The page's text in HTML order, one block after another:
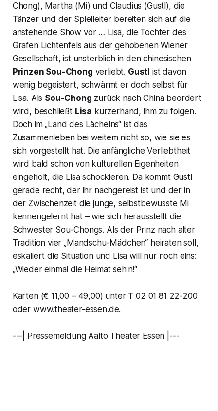
Chong), Martha (Mi) und Claudius (Gustl), die
Tänzer und der Spielleiter bereiten sich auf die
anstehende Show vor … Lisa, die Tochter des
Grafen Lichtenfels aus der gehobenen Wiener
Gesellschaft, ist unsterblich in den chinesischen
Prinzen Sou-Chong verliebt. Gustl ist davon
wenig begeistert, schwärmt er doch selbst für
Lisa. Als Sou-Chong zurück nach China beordert
wird, beschließt Lisa kurzerhand, ihm zu folgen.
Doch im „Land des Lächelns“ ist das
Zusammenleben bei weitem nicht so, wie sie es
sich vorgestellt hat. Die anfängliche Verliebtheit
wird bald schon von kulturellen Eigenheiten
eingeholt, die Lisa schockieren. Da kommt Gustl
gerade recht, der ihr nachgereist ist und der in
der Zwischenzeit die junge, selbstbewusste Mi
kennengelernt hat – wie sich herausstellt die
Schwester Sou-Chongs. Als der Prinz nach alter
Tradition vier „Mandschu-Mädchen“ heiraten soll,
eskaliert die Situation und Lisa will nur noch eins:
„Wieder einmal die Heimat seh’n!“
Karten (€ 11,00 – 49,00) unter T 02 01 81 22-200
oder www.theater-essen.de.
---| Pressemeldung Aalto Theater Essen |---